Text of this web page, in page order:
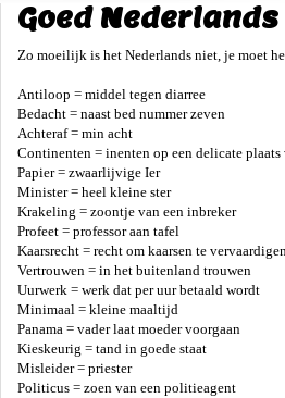
Goed Nederlands
Zo moeilijk is het Nederlands niet, je moet
Antiloop = middel tegen diarree
Bedacht = naast bed nummer zeven
Achteraf = min acht
Continenten = inenten op een delicate
Papier = zwaarlijvige Ier
Minister = heel kleine ster
Krakeling = zoontje van een inbreker
Profeet = professor aan tafel
Kaarsrecht = recht om kaarsen te
Vertrouwen = in het buitenland trouwen
Uurwerk = werk dat per uur betaald wordt
Minimaal = kleine maaltijd
Panama = vader laat moeder voorgaan
Kieskeurig = tand in goede staat
Misleider = priester
Politicus = zoen van een politieagent